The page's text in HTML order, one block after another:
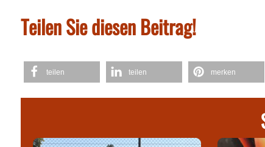
Teilen Sie diesen Beitrag!
teilen teilen merken